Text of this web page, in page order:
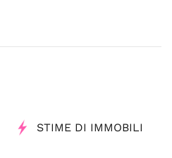
STIME DI IMMOBILI